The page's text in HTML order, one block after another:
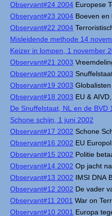
Observant#24 2004 Europese
Observant#23 2004 Boeven en
Observant#22 2004
Misleidende methode 14
Keizer in lompen, 1 november
Observant#21 2003
Observant#20 2003
Observant#19 2003
Observant#18 2003 EU &
De Snuffelstaat, NL en de BVD
Schone schijn, 1 juni 2002
Observant#17 2002 Schone
Observant#16 2002 EU
Observant#15 2002 Politie
Observant#14 2002 Op jacht
Observant#13 2002 IMSI DNA
Observant#12 2002 De vader
Observant#11 2001 War on
Observant#10 2001 Europa